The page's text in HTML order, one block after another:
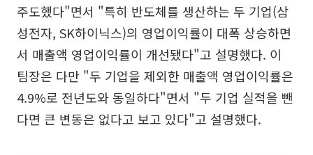
주도했다"면서 "특히 반도체를 생산하는 두 기업(삼
성전자, SK하이닉스)의 영업이익률이 대폭 상승하면
서 매출액 영업이익률이 개선됐다"고 설명했다. 이
팀장은 다만 "두 기업을 제외한 매출액 영업이익률은
4.9%로 전년도와 동일하다"면서 "두 기업 실적을 뺀
다면 큰 변동은 없다고 보고 있다"고 설명했다.